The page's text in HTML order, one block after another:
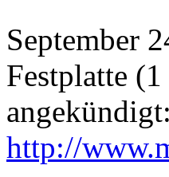
September
Festplatte
angekündigt:
http://